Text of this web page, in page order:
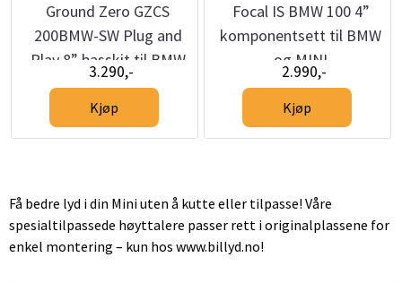
Ground Zero GZCS
200BMW-SW Plug and
Play 8” basskit til BMW
3.290,-
Kjøp
Focal IS BMW 100 4”
komponentsett til BMW
og MINI
2.990,-
Kjøp
Få bedre lyd i din Mini uten å kutte eller tilpasse! Våre
spesialtilpassede høyttalere passer rett i originalplassene for
enkel montering – kun hos www.billyd.no!